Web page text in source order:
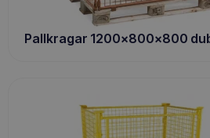
Pallkragar 1200x800x800